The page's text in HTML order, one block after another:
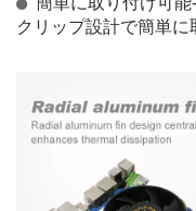
クリップ設計で簡単に